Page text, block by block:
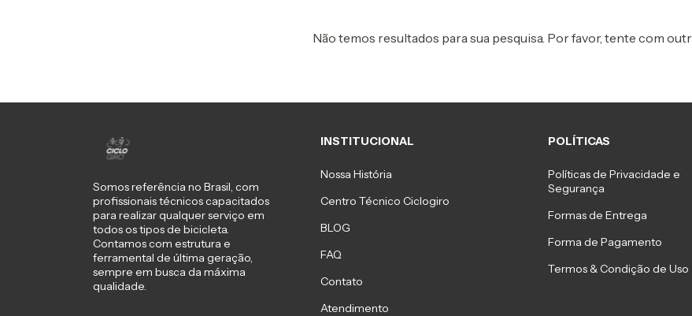
Não temos resultados para sua pesquisa. Por favor, tente com
Somos referência no Brasil, com
profissionais técnicos capacitados
para realizar qualquer serviço em
todos os tipos de bicicleta.
Contamos com estrutura e
ferramental de última geração,
sempre em busca da máxima
qualidade.
INSTITUCIONAL
Nossa História
Centro Técnico Ciclogiro
BLOG
FAQ
Contato
Atendimento
POLÍTICAS
Políticas de Privacidade e
Segurança
Formas de Entrega
Forma de Pagamento
Termos & Condição de Uso